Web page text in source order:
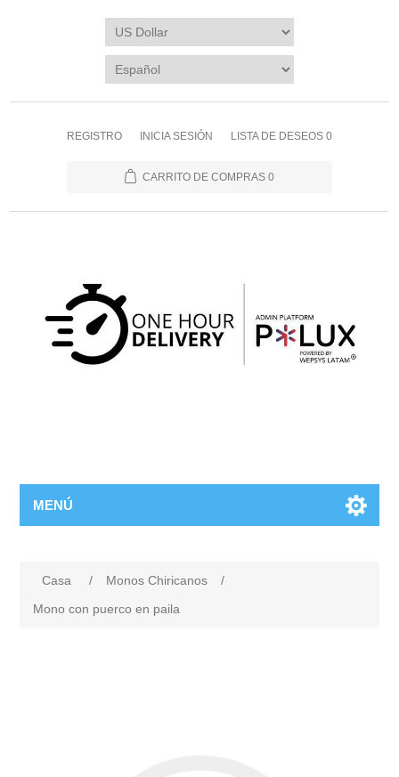
REGISTRO INICIA SESIÓN LISTA DE DESEOS 0
CARRITO DE COMPRAS 0
MENÚ
Casa / Monos Chiricanos
/
Mono con puerco en paila